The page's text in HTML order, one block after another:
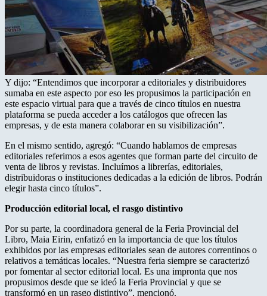
Y dijo: “Entendimos que incorporar a editoriales y distribuidores
sumaba en este aspecto por eso les propusimos la participación en
este espacio virtual para que a través de cinco títulos en nuestra
plataforma se pueda acceder a los catálogos que ofrecen las
empresas, y de esta manera colaborar en su visibilización”.
En el mismo sentido, agregó: “Cuando hablamos de empresas
editoriales referimos a esos agentes que forman parte del circuito de
venta de libros y revistas. Incluímos a librerías, editoriales,
distribuidoras o instituciones dedicadas a la edición de libros. Podrán
elegir hasta cinco títulos”.
Producción editorial local, el rasgo distintivo
Por su parte, la coordinadora general de la Feria Provincial del
Libro, Maia Eirin, enfatizó en la importancia de que los títulos
exhibidos por las empresas editoriales sean de autores correntinos o
relativos a temáticas locales. “Nuestra feria siempre se caracterizó
por fomentar al sector editorial local. Es una impronta que nos
propusimos desde que se ideó la Feria Provincial y que se
transformó en un rasgo distintivo”, mencionó.